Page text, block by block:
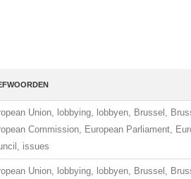
Union, lobbying, lobbyen, Brussel,
Commission, European Parliament,
issues
Union, lobbying, lobbyen, Brussel,